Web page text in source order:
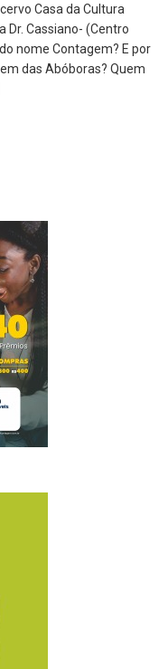
Casa da Cultura
Cassiano- (Centro
nome Contagem? E por
das Abóboras? Quem